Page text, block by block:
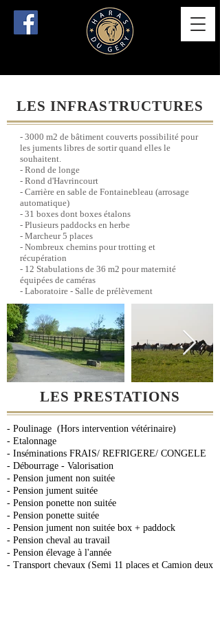
LES INFRASTRUCTURES
- 3000 m2 de bâtiment couverts possibilité pour
les juments libres de sortir quand elles le
souhaitent.
- Rond de longe
- Rond d'Havrincourt
- Carrière en sable de Fontainebleau (arrosage
automatique)
- 31 boxes dont boxes étalons
- Plusieurs paddocks en herbe
- Marcheur 5 places
- Nombreux chemins pour trotting et
récupération
- 12 Stabulations de 36 m2 pour maternité
équipées de caméras
- Laboratoire - Salle de prélèvement
LES PRESTATIONS
- Poulinage (Hors intervention vétérinaire)
- Etalonnage
- Inséminations FRAIS/ REFRIGERE/ CONGELE
- Débourrage - Valorisation
- Pension jument non suitée
- Pension jument suitée
- Pension ponette non suitée
- Pension ponette suitée
- Pension jument non suitée box + paddock
- Pension cheval au travail
- Pension élevage à l'année
- Transport chevaux (Semi 11 places et Camion deux